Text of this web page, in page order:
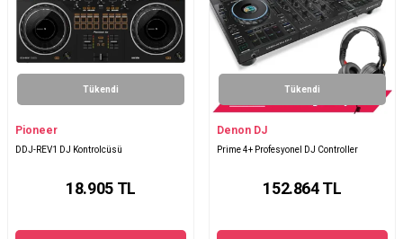
Tükendi
Pioneer
DDJ-REV1 DJ Kontrolcüsü
18.905TL
Tükendi
Denon DJ
Prime 4+ Profesyonel DJ Controller
152.864TL